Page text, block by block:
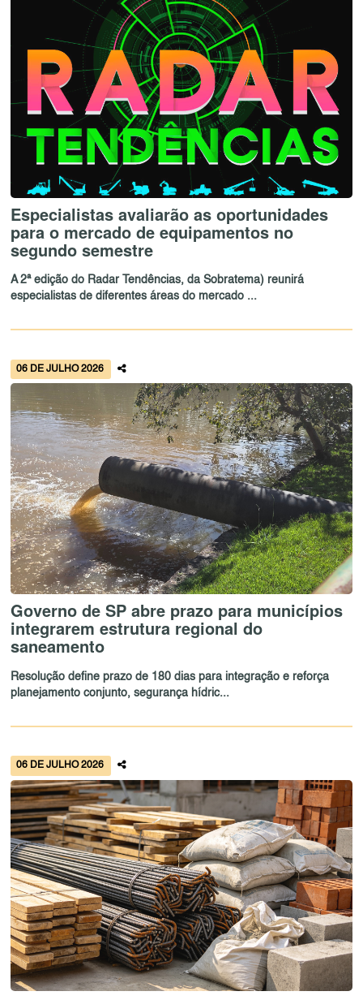
Especialistas avaliarão as oportunidades
para o mercado de equipamentos no
segundo semestre
A 2ª edição do Radar Tendências, da Sobratema) reunirá
especialistas de diferentes áreas do mercado ...
06 DE JULHO 2026
Governo de SP abre prazo para municípios
integrarem estrutura regional do
saneamento
Resolução define prazo de 180 dias para integração e reforça
planejamento conjunto, segurança hídric...
06 DE JULHO 2026